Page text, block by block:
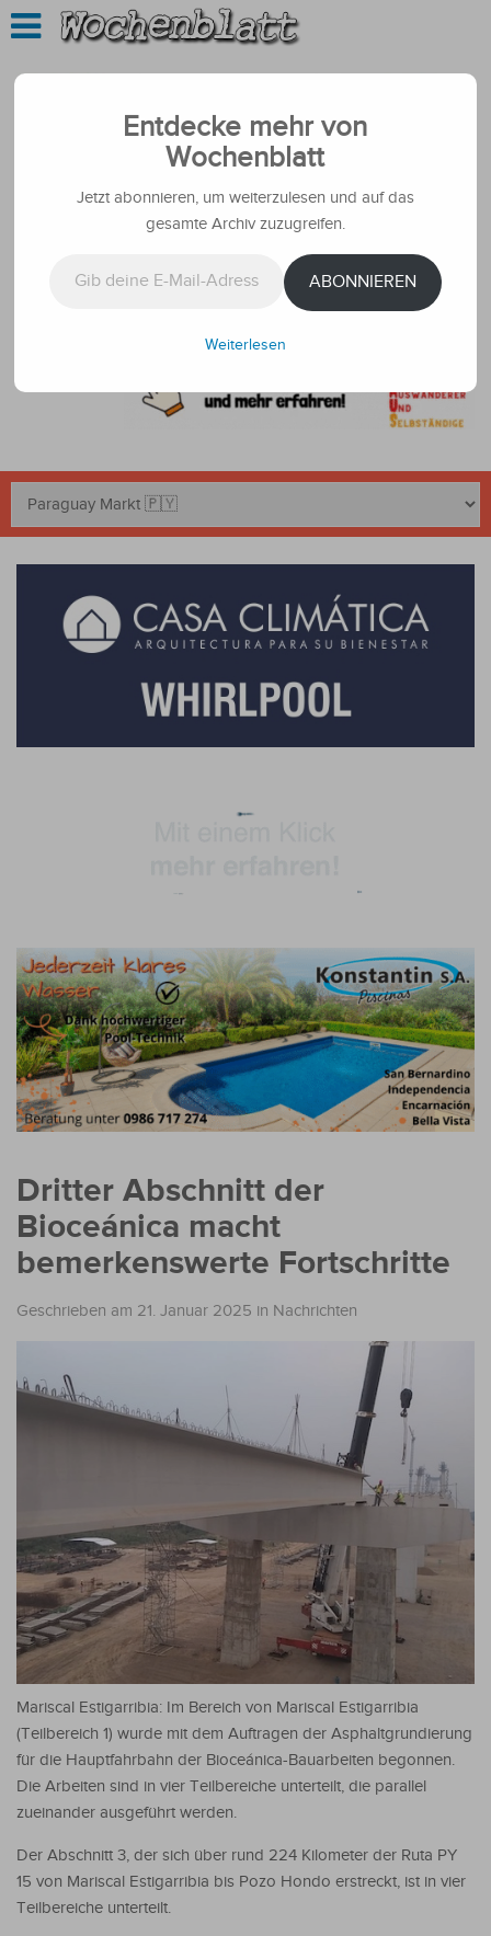
Dritter Abschnitt der
Bioceánica macht
bemerkenswerte Fortschritte
Geschrieben am 21. Januar 2025 in Nachrichten
Mariscal Estigarribia: Im Bereich von Mariscal Estigarribia
(Teilbereich 1) wurde mit dem Auftragen der Asphaltgrundierung
für die Hauptfahrbahn der Bioceánica-Bauarbeiten begonnen.
Die Arbeiten sind in vier Teilbereiche unterteilt, die parallel
zueinander ausgeführt werden.
Der Abschnitt 3, der sich über rund 224 Kilometer der Ruta PY
15 von Mariscal Estigarribia bis Pozo Hondo erstreckt, ist in vier
Teilbereiche unterteilt.
Entdecke mehr von
Wochenblatt
Jetzt abonnieren, um weiterzulesen und auf das
gesamte Archiv zuzugreifen.
ABONNIEREN
Weiterlesen